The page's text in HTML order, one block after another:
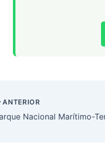
ANTERIOR